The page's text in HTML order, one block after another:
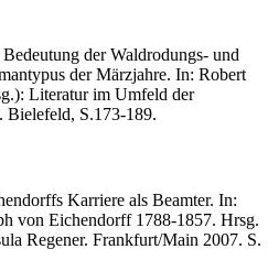
der Waldrodungs- und
der Märzjahre. In: Robert
Literatur im Umfeld der
Bielefeld, S.173-189.
Karriere als Beamter. In:
von Eichendorff 1788-1857. Hrsg.
Regener. Frankfurt/Main 2007. S.